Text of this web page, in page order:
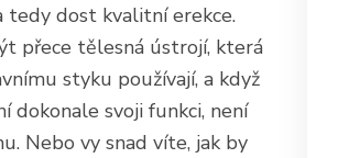
tedy dost kvalitní erekce.
přece tělesná ústrojí, která
styku používají, a když
dokonale svoji funkci, není
Nebo vy snad víte, jak by